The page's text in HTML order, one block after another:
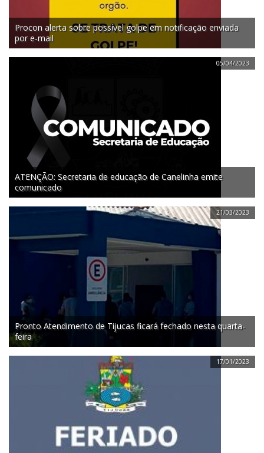
Procon alerta sobre possível golpe em notificação enviada
por e-mail
05/04/2023
ATENÇÃO: Secretaria de educação de Canelinha emite
comunicado
21/03/2023
Pronto Atendimento de Tijucas ficará fechado nesta quarta-
feira
17/01/2023